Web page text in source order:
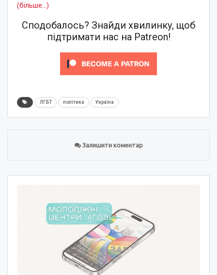
(більше…)
Сподобалось? Знайди хвилинку, щоб
підтримати нас на Patreon!
ЛГБТ політика Україна
Залишити коментар